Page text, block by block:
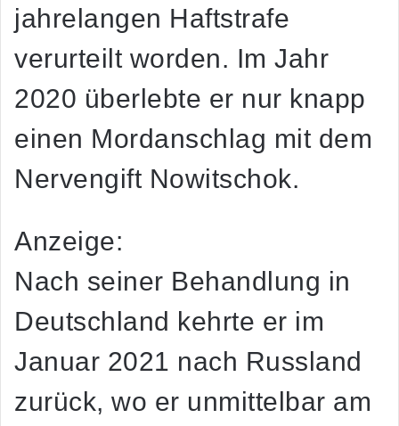
jahrelangen Haftstrafe
verurteilt worden. Im Jahr
2020 überlebte er nur knapp
einen Mordanschlag mit dem
Nervengift Nowitschok.
Anzeige:
Nach seiner Behandlung in
Deutschland kehrte er im
Januar 2021 nach Russland
zurück, wo er unmittelbar am